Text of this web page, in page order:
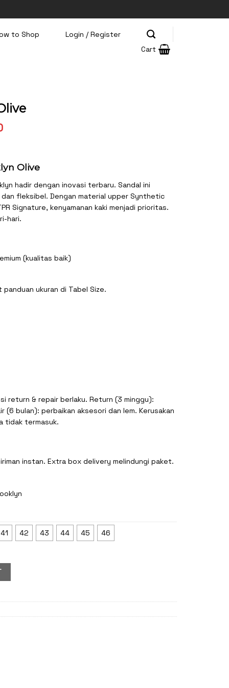
to Shop
Login / Register
Cart
Current
Olive
hadir dengan inovasi terbaru. Sandal ini
fleksibel. Dengan material upper Synthetic
Signature, kenyamanan kaki menjadi prioritas.
hari.
(kualitas baik)
ukuran di Tabel Size.
return & repair berlaku. Return (3 minggu):
(6 bulan): perbaikan aksesori dan lem. Kerusakan
tidak termasuk.
instan. Extra box delivery melindungi paket.
41 42 43 44 45 46